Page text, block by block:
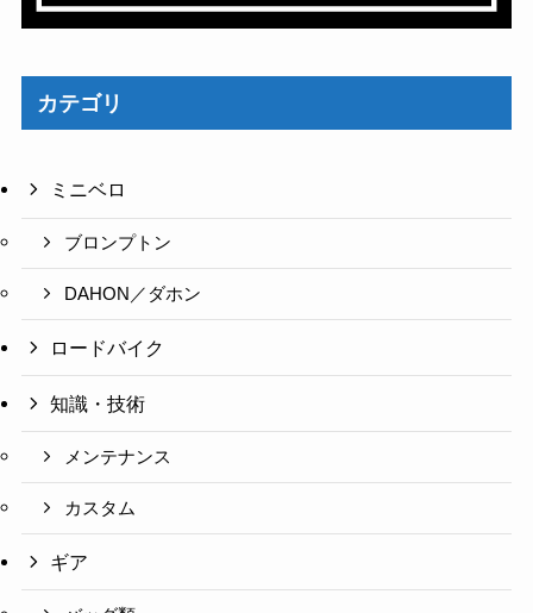
カテゴリ
ミニベロ
ブロンプトン
DAHON／ダホン
ロードバイク
知識・技術
メンテナンス
カスタム
ギア